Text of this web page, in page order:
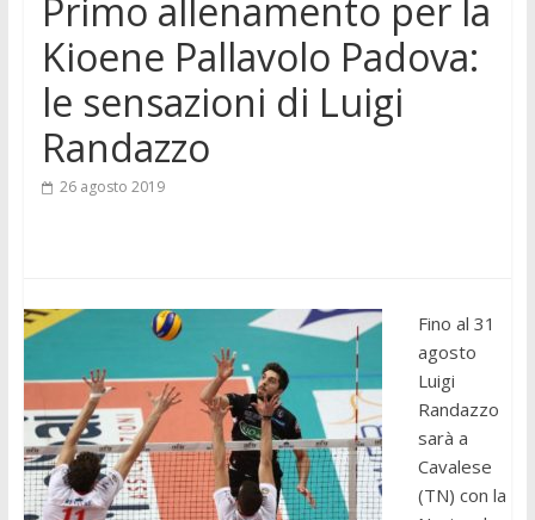
Primo allenamento per la
Kioene Pallavolo Padova:
le sensazioni di Luigi
Randazzo
26 agosto 2019
Fino al 31
agosto
Luigi
Randazzo
sarà a
Cavalese
(TN) con la